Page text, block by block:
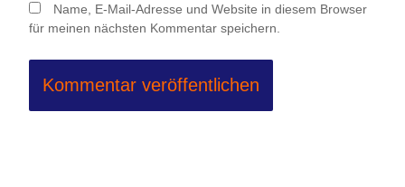
Name, E-Mail-Adresse und Website in diesem Browser
für meinen nächsten Kommentar speichern.